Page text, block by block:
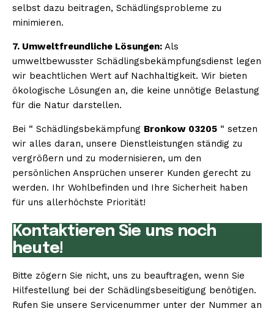
selbst dazu beitragen, Schädlingsprobleme zu
minimieren.
7. Umweltfreundliche Lösungen: Als
umweltbewusster Schädlingsbekämpfungsdienst legen
wir beachtlichen Wert auf Nachhaltigkeit. Wir bieten
ökologische Lösungen an, die keine unnötige Belastung
für die Natur darstellen.
Bei “ Schädlingsbekämpfung Bronkow 03205 “ setzen
wir alles daran, unsere Dienstleistungen ständig zu
vergrößern und zu modernisieren, um den
persönlichen Ansprüchen unserer Kunden gerecht zu
werden. Ihr Wohlbefinden und Ihre Sicherheit haben
für uns allerhöchste Priorität!
Kontaktieren Sie uns noch
heute!
Bitte zögern Sie nicht, uns zu beauftragen, wenn Sie
Hilfestellung bei der Schädlingsbeseitigung benötigen.
Rufen Sie unsere Servicenummer unter der Nummer an